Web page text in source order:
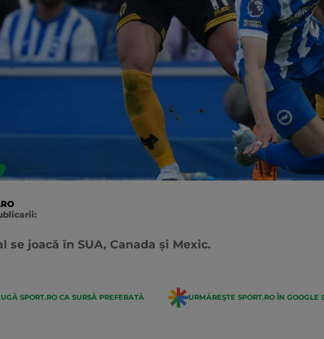
se joacă în SUA, Canada și Mexic.
SPORT.RO CA SURSĂ PREFERATĂ URMĂREȘTE SPORT.RO ÎN GOOGLE